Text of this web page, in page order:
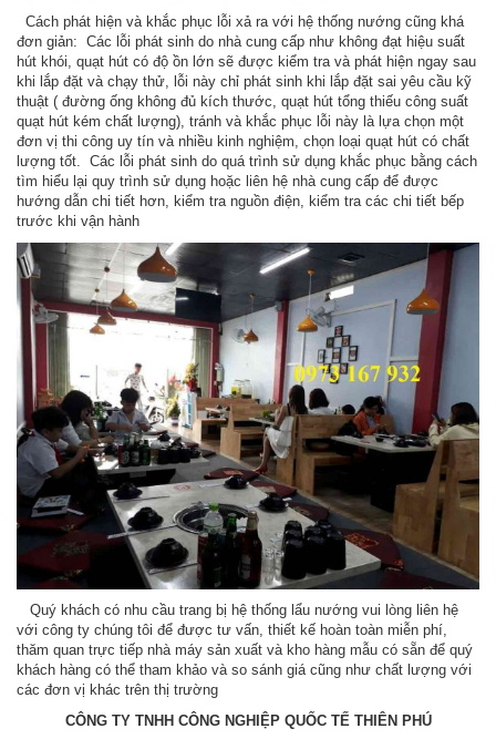
Cách phát hiện và khắc phục lỗi xả ra với hệ thống nướng cũng khá
đơn giản: Các lỗi phát sinh do nhà cung cấp như không đạt hiệu suất
hút khói, quạt hút có độ ồn lớn sẽ được kiểm tra và phát hiện ngay sau
khi lắp đặt và chạy thử, lỗi này chỉ phát sinh khi lắp đặt sai yêu cầu kỹ
thuật ( đường ống không đủ kích thước, quạt hút tổng thiếu công suất
quạt hút kém chất lượng), tránh và khắc phục lỗi này là lựa chọn một
đơn vị thi công uy tín và nhiều kinh nghiệm, chọn loại quạt hút có chất
lượng tốt. Các lỗi phát sinh do quá trình sử dụng khắc phục bằng cách
tìm hiểu lại quy trình sử dụng hoặc liên hệ nhà cung cấp để được
hướng dẫn chi tiết hơn, kiểm tra nguồn điện, kiểm tra các chi tiết bếp
trước khi vận hành
Quý khách có nhu cầu trang bị hệ thống lẩu nướng vui lòng liên hệ
với công ty chúng tôi để được tư vấn, thiết kế hoàn toàn miễn phí,
thăm quan trực tiếp nhà máy sản xuất và kho hàng mẫu có sẵn để quý
khách hàng có thể tham khảo và so sánh giá cũng như chất lượng với
các đơn vị khác trên thị trường
CÔNG TY TNHH CÔNG NGHIỆP QUỐC TẾ THIÊN PHÚ